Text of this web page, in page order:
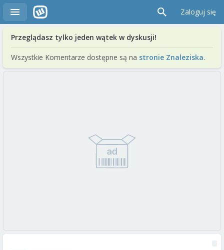
Zaloguj się
Przeglądasz tylko jeden wątek w dyskusji!
Wszystkie Komentarze dostępne są na stronie Znaleziska.